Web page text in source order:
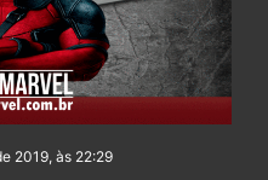
2019, às 22:29